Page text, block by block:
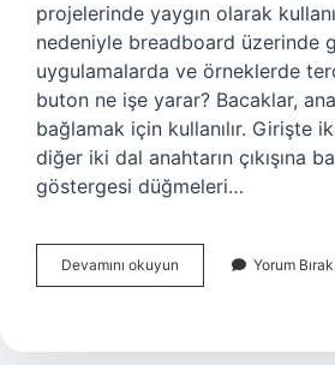
projelerinde yaygın olarak
nedeniyle breadboard üzerinde
uygulamalarda ve örneklerde
buton ne işe yarar? Bacaklar,
bağlamak için kullanılır. Girişte
diğer iki dal anahtarın çıkışına
göstergesi düğmeleri…
Devamını okuyun
Bacaklı
Işe
Yorum Bırak